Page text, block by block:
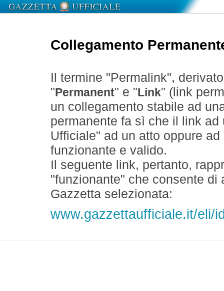
Collegamento
Il termine "Permalink",
" Permanent" e " Link" (link
un collegamento stabile ad
permanente fa sì che il link
Ufficiale" ad un atto oppure
funzionante e valido.
Il seguente link, pertanto,
"funzionante" che consente
Gazzetta selezionata:
www.gazzettaufficiale.it/eli/